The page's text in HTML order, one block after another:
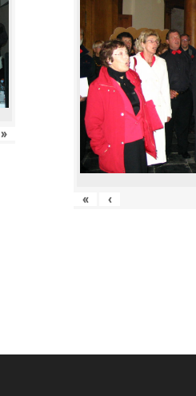
»
« ‹